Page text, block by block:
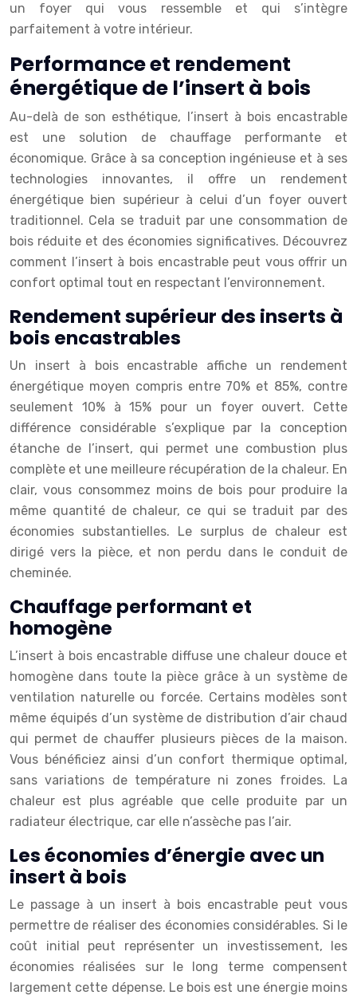
un foyer qui vous ressemble et qui s’intègre
parfaitement à votre intérieur.
Performance et rendement
énergétique de l’insert à bois
Au-delà de son esthétique, l’insert à bois encastrable
est une solution de chauffage performante et
économique. Grâce à sa conception ingénieuse et à ses
technologies innovantes, il offre un rendement
énergétique bien supérieur à celui d’un foyer ouvert
traditionnel. Cela se traduit par une consommation de
bois réduite et des économies significatives. Découvrez
comment l’insert à bois encastrable peut vous offrir un
confort optimal tout en respectant l’environnement.
Rendement supérieur des inserts à
bois encastrables
Un insert à bois encastrable affiche un rendement
énergétique moyen compris entre 70% et 85%, contre
seulement 10% à 15% pour un foyer ouvert. Cette
différence considérable s’explique par la conception
étanche de l’insert, qui permet une combustion plus
complète et une meilleure récupération de la chaleur. En
clair, vous consommez moins de bois pour produire la
même quantité de chaleur, ce qui se traduit par des
économies substantielles. Le surplus de chaleur est
dirigé vers la pièce, et non perdu dans le conduit de
cheminée.
Chauffage performant et
homogène
L’insert à bois encastrable diffuse une chaleur douce et
homogène dans toute la pièce grâce à un système de
ventilation naturelle ou forcée. Certains modèles sont
même équipés d’un système de distribution d’air chaud
qui permet de chauffer plusieurs pièces de la maison.
Vous bénéficiez ainsi d’un confort thermique optimal,
sans variations de température ni zones froides. La
chaleur est plus agréable que celle produite par un
radiateur électrique, car elle n’assèche pas l’air.
Les économies d’énergie avec un
insert à bois
Le passage à un insert à bois encastrable peut vous
permettre de réaliser des économies considérables. Si le
coût initial peut représenter un investissement, les
économies réalisées sur le long terme compensent
largement cette dépense. Le bois est une énergie moins